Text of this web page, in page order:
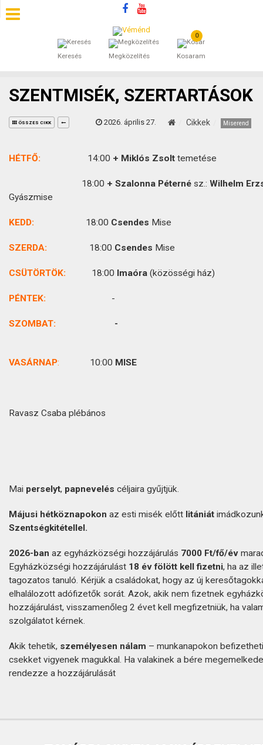
Keresés Megközelítés
0
Kosaram
SZÁLLÁSOK
ÁLTALÁNOS SZERZŐDÉSI FELTÉTELEK
KAPCSOLAT
SZENTMISÉK, SZERTARTÁSOK
ÖSSZES CIKK 2026. április 27. Cikkek Miserend
HÉTFŐ: 14:00 + Miklós Zsolt temetése
18:00 + Szalonna Péterné sz.: Wilhelm
Gyászmise
KEDD: 18:00 Csendes Mise
SZERDA: 18:00 Csendes Mise
CSÜTÖRTÖK: 18:00 Imaóra (közösségi ház)
PÉNTEK: -
SZOMBAT: -
VASÁRNAP: 10:00 MISE
Ravasz Csaba plébános
Mai perselyt, papnevelés céljaira gyűjtjük.
Májusi hétköznapokon az esti misék előtt litániát
Szentségkitétellel.
2026-ban az egyházközségi hozzájárulás 7000 Ft/fő/év
Egyházközségi hozzájárulást 18 év fölött kell fizetni, ha az
tagozatos tanuló. Kérjük a családokat, hogy az új
elhalálozott adófizetők sorát. Azok, akik nem fizetnek
hozzájárulást, visszamenőleg 2 évet kell megfizetniük, ha
szolgálatot kérnek.
Akik tehetik, személyesen nálam – munkanapokon
csekket vigyenek magukkal. Ha valakinek a bére
rendezze a hozzájárulását